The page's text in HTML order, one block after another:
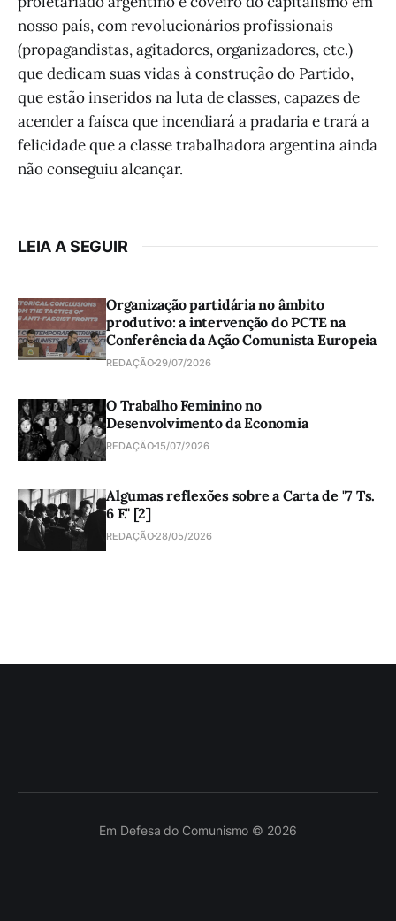
nosso país, com revolucionários profissionais
(propagandistas, agitadores, organizadores, etc.)
que dedicam suas vidas à construção do Partido,
que estão inseridos na luta de classes, capazes de
acender a faísca que incendiará a pradaria e trará a
felicidade que a classe trabalhadora argentina ainda
não conseguiu alcançar.
LEIA A SEGUIR
Organização partidária no âmbito
produtivo: a intervenção do PCTE na
Conferência da Ação Comunista Europeia
REDAÇÃO 29/07/2026
O Trabalho Feminino no
Desenvolvimento da Economia
REDAÇÃO15/07/2026
Algumas reflexões sobre a Carta de "7 Ts.
6 F." [2]
REDAÇÃO 28/05/2026
Em Defesa do Comunismo © 2026